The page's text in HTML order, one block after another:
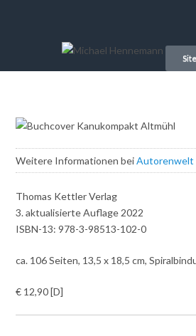
content
Weitere Informationen beiAutorenwelt
Thomas Kettler Verlag
3. aktualisierte Auflage 2022
ISBN-13: 978-3-98513-102-0
ca. 106 Seiten, 13,5 x 18,5 cm,
€ 12,90 [D]